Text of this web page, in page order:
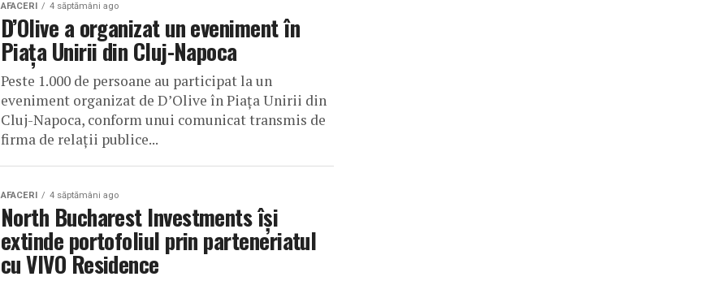
AFACERI 4 săptămâni ago
D’Olive a organizat un eveniment în
Piața Unirii din Cluj-Napoca
Peste 1.000 de persoane au participat la un
eveniment organizat de D’Olive în Piața Unirii din
Cluj-Napoca, conform unui comunicat transmis de
firma de relații publice...
AFACERI 4 săptămâni ago
North Bucharest Investments își
extinde portofoliul prin parteneriatul
cu VIVO Residence